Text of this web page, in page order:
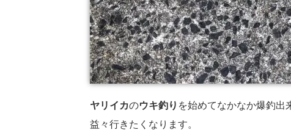
ヤリイカのウキ釣り を始めてなかなか爆釣出
益々行きたくなります。